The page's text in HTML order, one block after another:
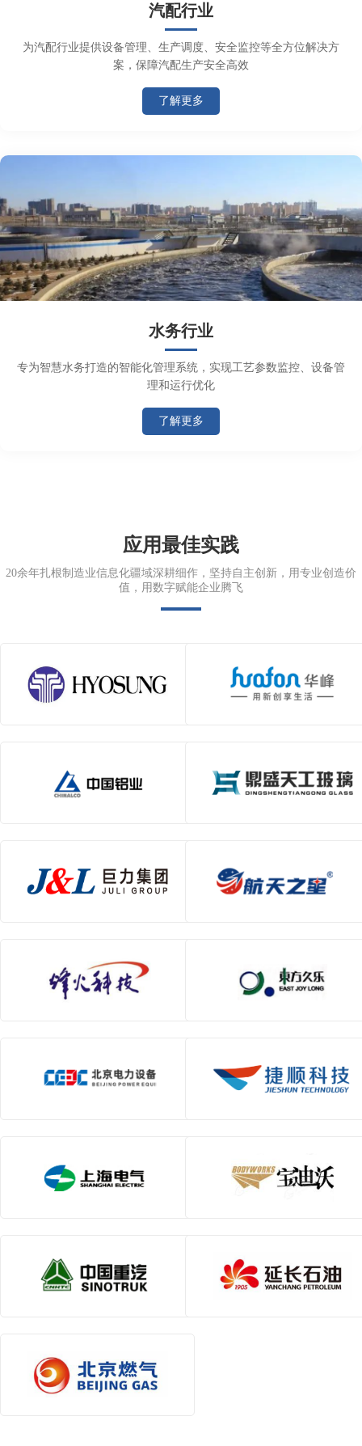
汽配行业
为汽配行业提供设备管理、生产调度、安全监控等全方位解决方
案，保障汽配生产安全高效
了解更多
水务行业
专为智慧水务打造的智能化管理系统，实现工艺参数监控、设备管
理和运行优化
了解更多
应用最佳实践
20余年扎根制造业信息化疆域深耕细作，坚持自主创新，用专业创造价
值，用数字赋能企业腾飞